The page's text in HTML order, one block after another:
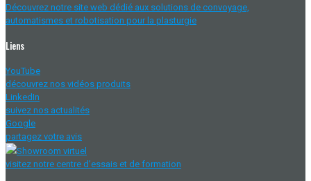
Découvrez notre site web dédié aux solutions de convoyage,
automatismes et robotisation pour la plasturgie
Liens
YouTube
découvrez nos vidéos produits
LinkedIn
suivez nos actualités
Google
partagez votre avis
Showroom virtuel
visitez notre centre d’essais et de formation